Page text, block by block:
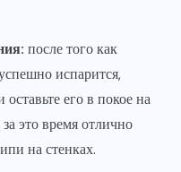
после того как
испарится,
его в покое на
это время отлично
на стенках.